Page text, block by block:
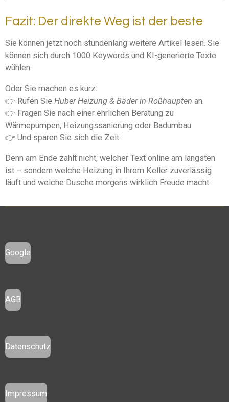
Fazit: Der direkte Weg ist der beste
Sie können jetzt noch stundenlang weitere Artikel lesen. Sie
können sich durch 1000 Keywords und KI-generierte Texte
wühlen.
Oder Sie machen es kurz:
👉 Rufen Sie Huber Heizung & Bäder in Roßhaupten an.
👉 Fragen Sie nach einer ehrlichen Beratung zu
Wärmepumpen, Heizungssanierung oder Badumbau.
👉 Und sparen Sie sich die Zeit.
Denn am Ende zählt nicht, welcher Text online am längsten
ist – sondern welche Heizung in Ihrem Keller zuverlässig
läuft und welche Dusche morgens wirklich Freude macht.
Google
AGB
Datenschutz
Impressum